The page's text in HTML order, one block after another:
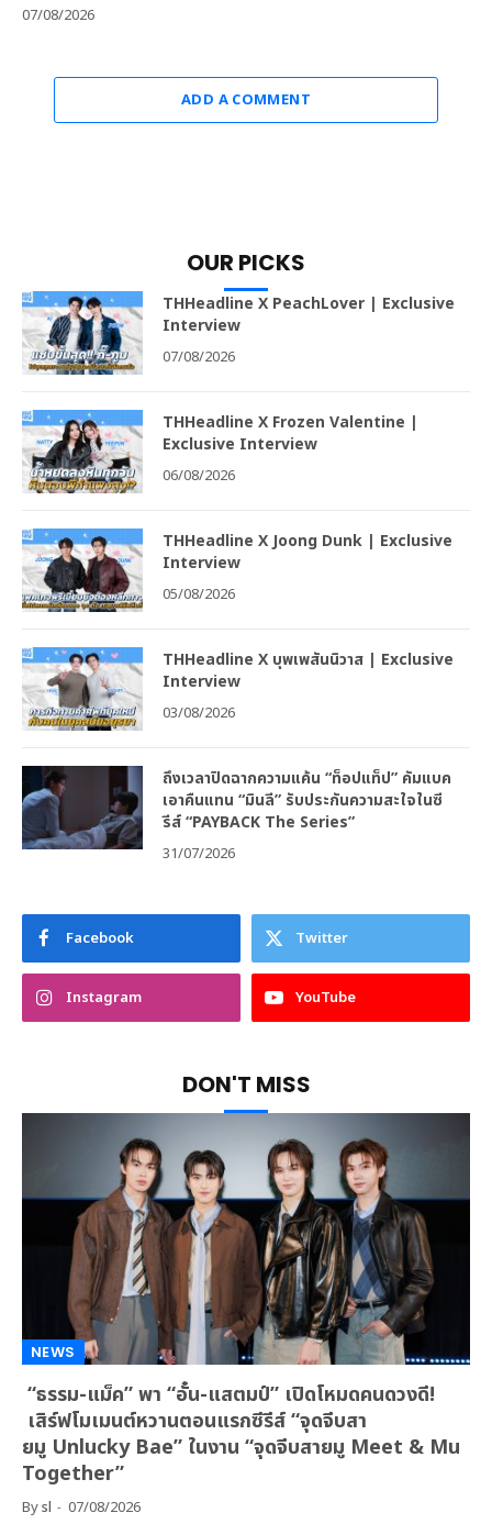
07/08/2026
ADD A COMMENT
OUR PICKS
THHeadline X PeachLover | Exclusive
Interview
07/08/2026
THHeadline X Frozen Valentine |
Exclusive Interview
06/08/2026
THHeadline X Joong Dunk | Exclusive
Interview
05/08/2026
THHeadline X บุพเพสันนิวาส | Exclusive
Interview
03/08/2026
ถึงเวลาปิดฉากความแค้น “ท็อปแท็ป” คัมแบค
เอาคืนแทน “มินลี” รับประกันความสะใจในซี
รีส์ “PAYBACK The Series”
31/07/2026
Facebook Twitter
Instagram YouTube
DON'T MISS
NEWS
“ธรรม-แม็ค” พา “อั๋น-แสตมป์” เปิดโหมดคนดวงดี!
เสิร์ฟโมเมนต์หวานตอนแรกซีรีส์ “จุดจีบสา
ยมู Unlucky Bae” ในงาน “จุดจีบสายมู Meet & Mu
Together”
Bysl 07/08/2026